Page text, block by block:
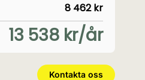
8 462 kr
13 538 kr/år
Kontakta oss